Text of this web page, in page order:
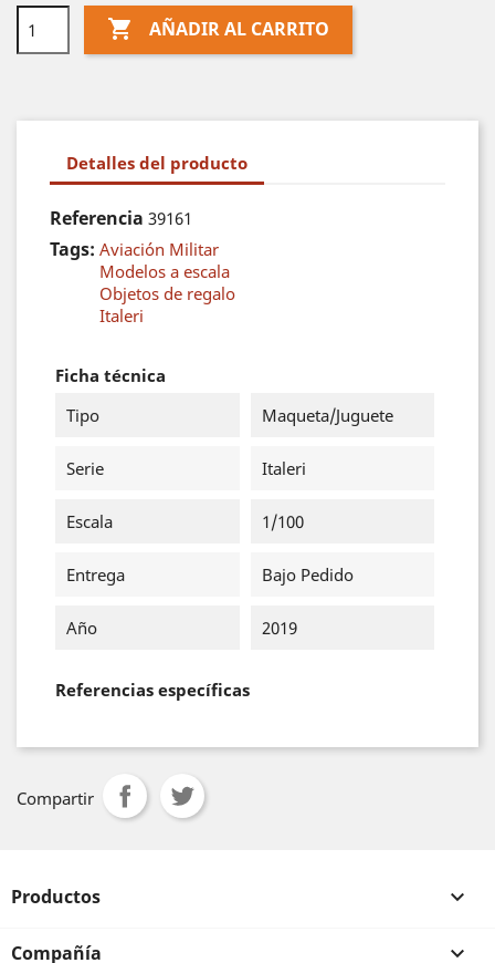
 AÑADIR AL CARRITO
Detalles del producto
Referencia 39161
Tags: Aviación Militar
Modelos a escala
Objetos de regalo
Italeri
Ficha técnica
Tipo
Maqueta/Juguete
Serie Italeri
Escala 1/100
Entrega Bajo Pedido
Año 2019
Referencias específicas
Compartir
Productos 
Compañía 